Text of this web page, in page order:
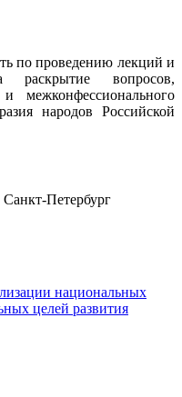
по проведению лекций и
раскрытие вопросов,
межконфессионального
народов Российской
Петербург
национальных
целей развития